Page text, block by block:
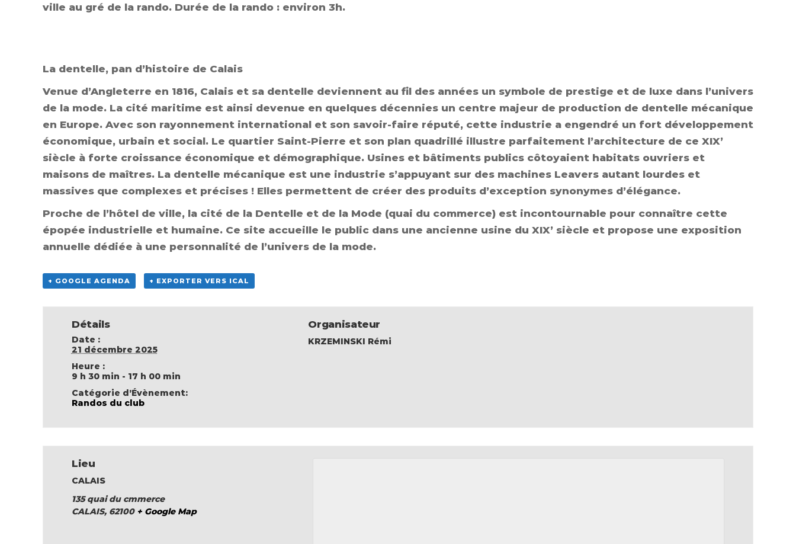
ville au gré de la rando. Durée de la rando : environ 3h.
La dentelle, pan d’histoire de Calais
Venue d’Angleterre en 1816, Calais et sa dentelle deviennent au fil des années un symbole de prestige et de luxe dans l’univers
de la mode. La cité maritime est ainsi devenue en quelques décennies un centre majeur de production de dentelle mécanique
en Europe. Avec son rayonnement international et son savoir-faire réputé, cette industrie a engendré un fort développement
économique, urbain et social. Le quartier Saint-Pierre et son plan quadrillé illustre parfaitement l’architecture de ce XIX’
siècle à forte croissance économique et démographique. Usines et bâtiments publics côtoyaient habitats ouvriers et
maisons de maîtres. La dentelle mécanique est une industrie s’appuyant sur des machines Leavers autant lourdes et
massives que complexes et précises ! Elles permettent de créer des produits d’exception synonymes d’élégance.
Proche de l’hôtel de ville, la cité de la Dentelle et de la Mode (quai du commerce) est incontournable pour connaître cette
épopée industrielle et humaine. Ce site accueille le public dans une ancienne usine du XIX’ siècle et propose une exposition
annuelle dédiée à une personnalité de l’univers de la mode.
+ GOOGLE AGENDA + EXPORTER VERS ICAL
Détails
Date :
21 décembre 2025
Heure :
9 h 30 min - 17 h 00 min
Catégorie d’Évènement:
Randos du club
Organisateur
KRZEMINSKI Rémi
Lieu
CALAIS
135 quai du cmmerce
CALAIS, 62100 + Google Map